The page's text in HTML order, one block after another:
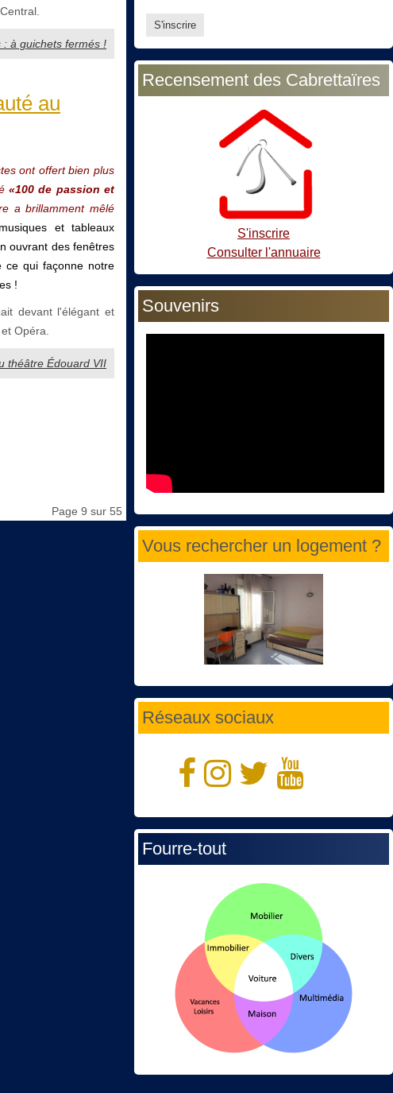
à guichets fermés !
au
ont offert bien plus
«100 de passion et
a brillamment mêlé
et tableaux
ouvrant des fenêtres
ce qui façonne notre
!
devant l'élégant et
Opéra.
théâtre Édouard VII
Page 9 sur 55
Recensement des Cabrettaïres
S'inscrire
Consulter l'annuaire
Souvenirs
Vous rechercher un logement ?
Réseaux sociaux
Fourre-tout